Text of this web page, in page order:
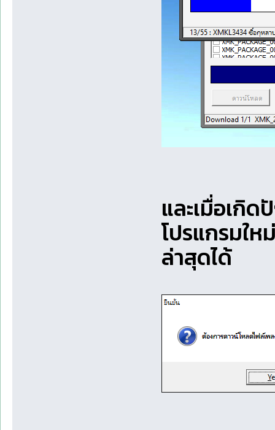
และเมื่อเกิ
โปรแกรมใ
ล่าสุดได้